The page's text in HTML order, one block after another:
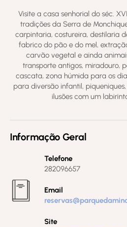
Visite a casa senhorial do séc.
tradições da Serra de
carpintaria, costureira, destilaria
fabrico do pão e do mel,
carvão vegetal e ainda
transporte antigos, miradouro,
cascata, zona húmida para os
para diversão infantil,
ilusões com um
Informação Geral
Telefone
282096657
Email
Site